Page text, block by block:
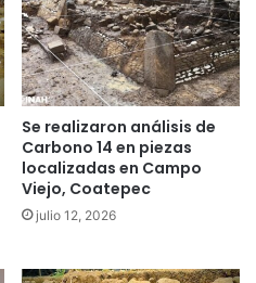
Se realizaron análisis de
Carbono 14 en piezas
localizadas en Campo
Viejo, Coatepec
julio 12, 2026